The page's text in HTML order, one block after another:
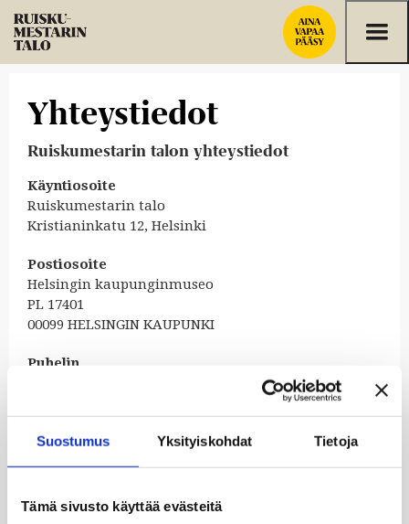
Suostumus Yksityiskohdat Tietoja
Tämä sivusto käyttää evästeitä
Yhteystiedot
Ruiskumestarin talon yhteystiedot
Käyntiosoite
Ruiskumestarin talo
Kristianinkatu 12, Helsinki
Postiosoite
Helsingin kaupunginmuseo
PL 17401
00099 HELSINGIN KAUPUNKI
Puhelin
Medialle
Liity tiedotuslistalle tai ota yhteyttä
kaupunginmuseota. Lisätietoa museon toiminnasta,